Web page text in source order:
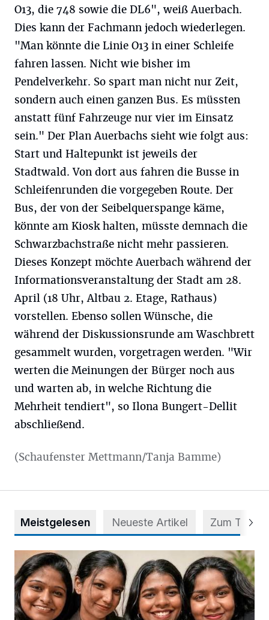
O13, die 748 sowie die DL6", weiß Auerbach.
Dies kann der Fachmann jedoch wiederlegen.
"Man könnte die Linie O13 in einer Schleife
fahren lassen. Nicht wie bisher im
Pendelverkehr. So spart man nicht nur Zeit,
sondern auch einen ganzen Bus. Es müssten
anstatt fünf Fahrzeuge nur vier im Einsatz
sein." Der Plan Auerbachs sieht wie folgt aus:
Start und Haltepunkt ist jeweils der
Stadtwald. Von dort aus fahren die Busse in
Schleifenrunden die vorgegeben Route. Der
Bus, der von der Seibelquerspange käme,
könnte am Kiosk halten, müsste demnach die
Schwarzbachstraße nicht mehr passieren.
Dieses Konzept möchte Auerbach während der
Informationsveranstaltung der Stadt am 28.
April (18 Uhr, Altbau 2. Etage, Rathaus)
vorstellen. Ebenso sollen Wünsche, die
während der Diskussionsrunde am Waschbrett
gesammelt wurden, vorgetragen werden. "Wir
werten die Meinungen der Bürger noch aus
und warten ab, in welche Richtung die
Mehrheit tendiert", so Ilona Bungert-Dellit
abschließend.
(Schaufenster Mettmann/Tanja Bamme)
Meistgelesen Neueste Artikel Zum Thema
Nach Betrug: Azubis der Diakonie hoffen auf Hilfe